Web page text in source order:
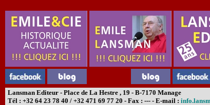
Lansman Editeur - Place de La Hestre , 19 - B-7170 Manage
Tél : +32 64 23 78 40 / +32 471 69 77 20 - Fax : --- - E-mail :